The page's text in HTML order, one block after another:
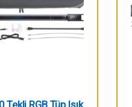
Tekli RGB Tüp Işık